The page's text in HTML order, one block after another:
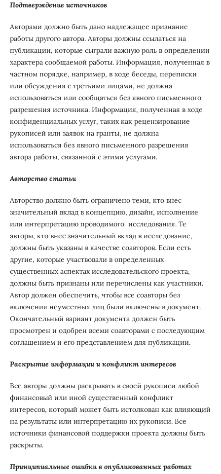
Подтверждение источников
Авторами должно быть дано надлежащее признание
работы другого автора. Авторы должны ссылаться на
публикации, которые сыграли важную роль в определении
характера сообщаемой работы. Информация, полученная в
частном порядке, например, в ходе беседы, переписки
или обсуждения с третьими лицами, не должна
использоваться или сообщаться без явного письменного
разрешения источника. Информация, полученная в ходе
конфиденциальных услуг, таких как рецензирование
рукописей или заявок на гранты, не должна
использоваться без явного письменного разрешения
автора работы, связанной с этими услугами.
Авторство статьи
Авторство должно быть ограничено теми, кто внес
значительный вклад в концепцию, дизайн, исполнение
или интерпретацию проводимого исследования. Те
авторы, кто внес значительный вклад в исследование,
должны быть указаны в качестве соавторов. Если есть
другие, которые участвовали в определенных
существенных аспектах исследовательского проекта,
должны быть признаны или перечислены как участники.
Автор должен обеспечить, чтобы все соавторы без
включения неуместных лиц были включены в документ.
Окончательный вариант документа должен быть
просмотрен и одобрен всеми соавторами с последующим
соглашением и его представлением для публикации.
Раскрытие информации и конфликт интересов
Все авторы должны раскрывать в своей рукописи любой
финансовый или иной существенный конфликт
интересов, который может быть истолкован как влияющий
на результаты или интерпретацию их рукописи. Все
источники финансовой поддержки проекта должны быть
раскрыты.
Принципиальные ошибки в опубликованных работах